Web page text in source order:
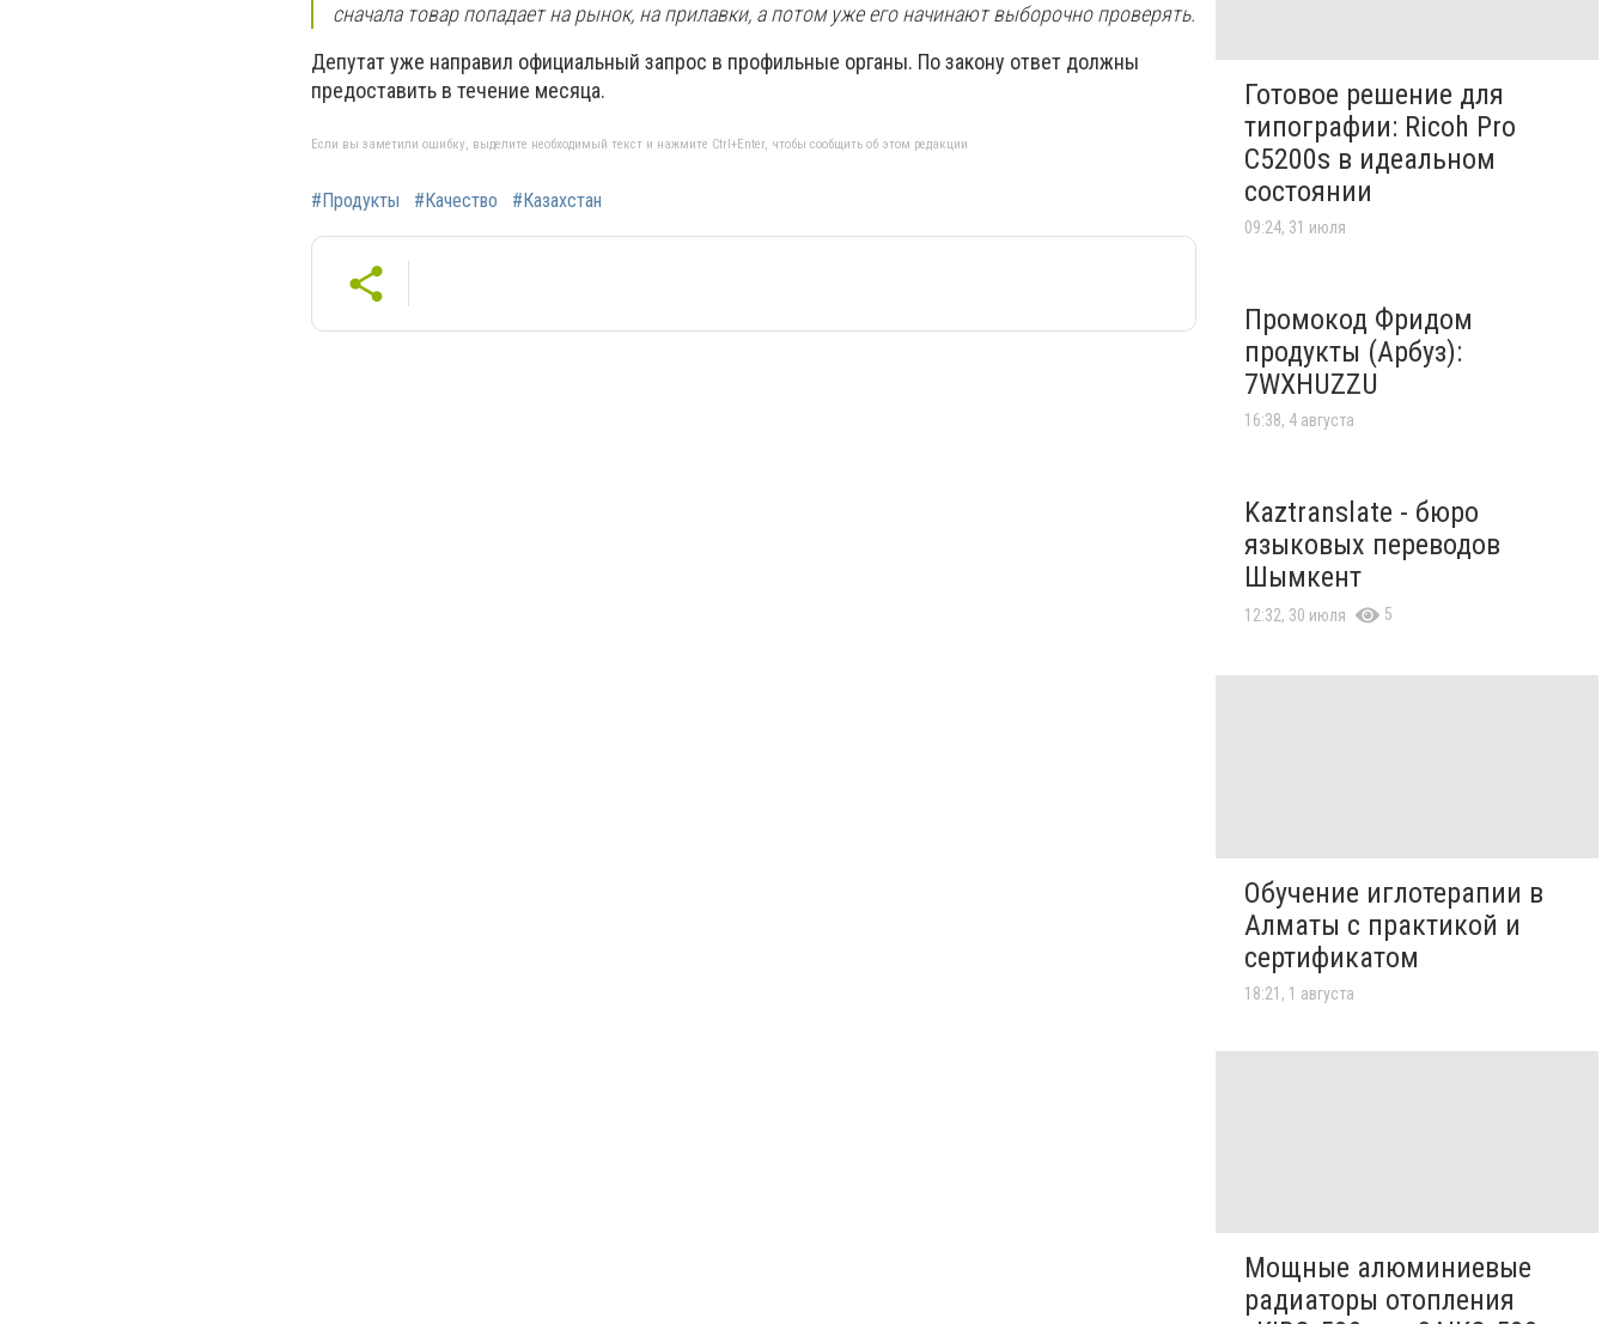
сначала товар попадает на рынок, на прилавки, а потом уже его начинают выборочно проверять.
Депутат уже направил официальный запрос в профильные органы. По закону ответ должны
предоставить в течение месяца.
Если вы заметили ошибку, выделите необходимый текст и нажмите Ctrl+Enter, чтобы сообщить об этом редакции
#Продукты #Качество #Казахстан
Готовое решение для
типографии: Ricoh Pro
C5200s в идеальном
состоянии
09:24, 31 июля
Промокод Фридом
продукты (Арбуз):
7WXHUZZU
16:38, 4 августа
Kaztranslate - бюро
языковых переводов
Шымкент
12:32, 30 июля 5
Обучение иглотерапии в
Алматы с практикой и
сертификатом
18:21, 1 августа
Мощные алюминиевые
радиаторы отопления